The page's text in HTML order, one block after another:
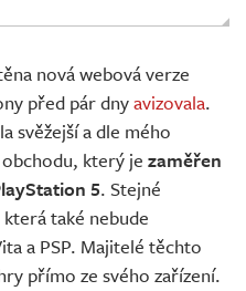
nová webová verze
před pár dnyavizovala.
svěžejší a dle mého
který jezaměřen
5. Stejné
také nebude
a PSP. Majitelé těchto
přímo ze svého zařízení.